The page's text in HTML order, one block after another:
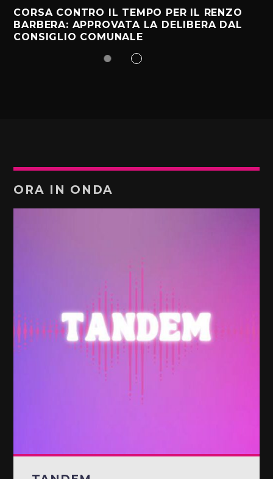
CORSA CONTRO IL TEMPO PER IL RENZO
BARBERA: APPROVATA LA DELIBERA DAL
CONSIGLIO COMUNALE
ORA IN ONDA